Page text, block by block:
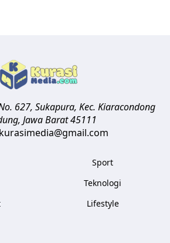
627, Sukapura, Kec. Kiaracondong
, Jawa Barat45111
Sport
Teknologi
Lifestyle